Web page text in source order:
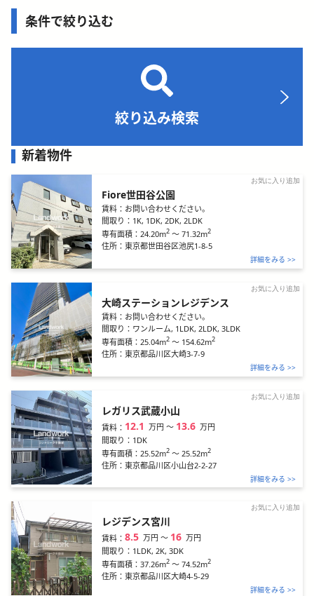
条件で絞り込む
絞り込み検索
新着物件
お気に入り追加
Fiore世田谷公園
賃料： お問い合わせください。
間取り： 1K, 1DK, 2DK, 2LDK
専有面積：24.20m2 ～ 71.32m2
住所：東京都世田谷区池尻1-8-5
詳細をみる >>
お気に入り追加
大崎ステーションレジデンス
賃料： お問い合わせください。
間取り： ワンルーム, 1LDK, 2LDK, 3LDK
専有面積：25.04m2 ～ 154.62m2
住所：東京都品川区大崎3-7-9
詳細をみる >>
お気に入り追加
レガリス武蔵小山
賃料： 12.1 万円〜 13.6 万円
間取り： 1DK
専有面積：25.52m2 ～ 25.52m2
住所：東京都品川区小山台2-2-27
詳細をみる >>
お気に入り追加
レジデンス宮川
賃料：8.5 万円〜 16 万円
間取り： 1LDK, 2K, 3DK
専有面積：37.26m2 ～ 74.52m2
住所：東京都品川区大崎4-5-29
詳細をみる >>